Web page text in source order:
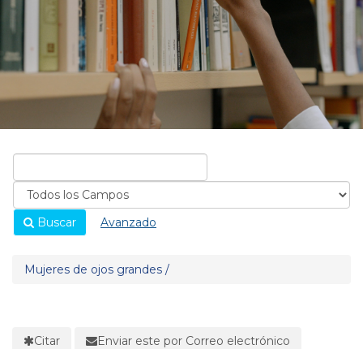
Buscar Avanzado
Mujeres de ojos grandes /
Citar Enviar este por Correo electrónico